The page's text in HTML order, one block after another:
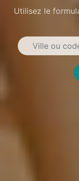
Utilisez le